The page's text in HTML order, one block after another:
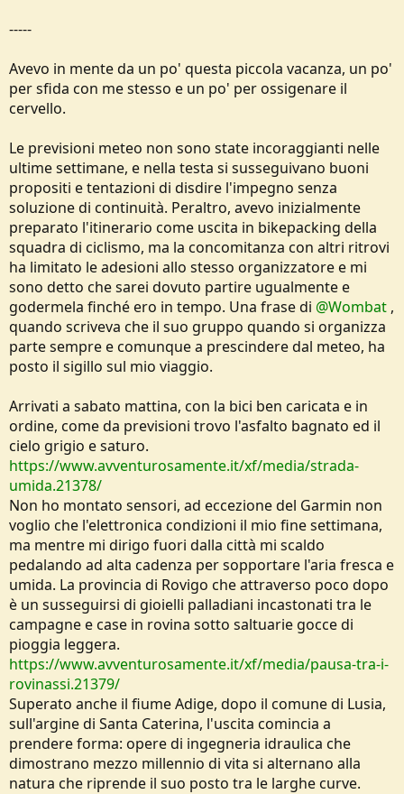
-----
Avevo in mente da un po' questa piccola vacanza, un po'
per sfida con me stesso e un po' per ossigenare il
cervello.
Le previsioni meteo non sono state incoraggianti nelle
ultime settimane, e nella testa si susseguivano buoni
propositi e tentazioni di disdire l'impegno senza
soluzione di continuità. Peraltro, avevo inizialmente
preparato l'itinerario come uscita in bikepacking della
squadra di ciclismo, ma la concomitanza con altri ritrovi
ha limitato le adesioni allo stesso organizzatore e mi
sono detto che sarei dovuto partire ugualmente e
godermela finché ero in tempo. Una frase di @Wombat ,
quando scriveva che il suo gruppo quando si organizza
parte sempre e comunque a prescindere dal meteo, ha
posto il sigillo sul mio viaggio.
Arrivati a sabato mattina, con la bici ben caricata e in
ordine, come da previsioni trovo l'asfalto bagnato ed il
cielo grigio e saturo.
https://www.avventurosamente.it/xf/media/strada-
umida.21378/
Non ho montato sensori, ad eccezione del Garmin non
voglio che l'elettronica condizioni il mio fine settimana,
ma mentre mi dirigo fuori dalla città mi scaldo
pedalando ad alta cadenza per sopportare l'aria fresca e
umida. La provincia di Rovigo che attraverso poco dopo
è un susseguirsi di gioielli palladiani incastonati tra le
campagne e case in rovina sotto saltuarie gocce di
pioggia leggera.
https://www.avventurosamente.it/xf/media/pausa-tra-i-
rovinassi.21379/
Superato anche il fiume Adige, dopo il comune di Lusia,
sull'argine di Santa Caterina, l'uscita comincia a
prendere forma: opere di ingegneria idraulica che
dimostrano mezzo millennio di vita si alternano alla
natura che riprende il suo posto tra le larghe curve.